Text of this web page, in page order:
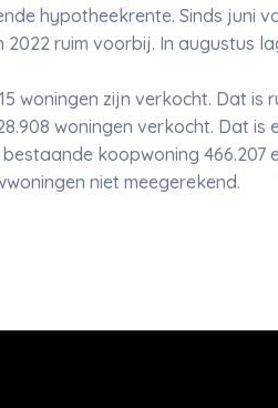
hypotheekrente. Sinds juni
ruim voorbij. In augustus
woningen zijn verkocht. Dat is
woningen verkocht. Dat is
koopwoning 466.207
niet meegerekend.